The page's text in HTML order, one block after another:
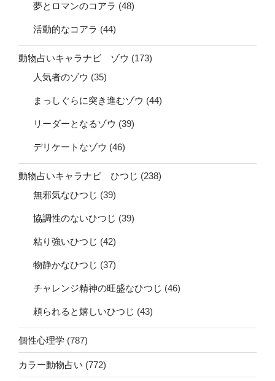
夢とロマンのコアラ (48)
活動的なコアラ (44)
動物占いキャラナビ ゾウ (173)
人気者のゾウ (35)
まっしぐらに突き進むゾウ (44)
リーダーとなるゾウ (39)
デリケートなゾウ (46)
動物占いキャラナビ ひつじ (238)
無邪気なひつじ (39)
協調性のないひつじ (39)
粘り強いひつじ (42)
物静かなひつじ (37)
チャレンジ精神の旺盛なひつじ (46)
頼られると嬉しいひつじ (43)
個性心理学 (787)
カラー動物占い (772)